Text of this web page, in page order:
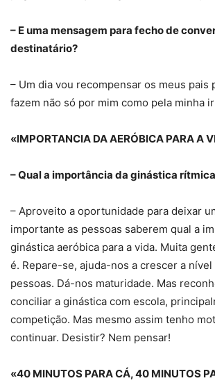
– E uma mensagem para fecho de
destinatário?
– Um dia vou recompensar os meus pais
fazem não só por mim como pela minha
«IMPORTANCIA DA AERÓBICA PARA A
– Qual a importância da ginástica
– Aproveito a oportunidade para deixar
importante as pessoas saberem qual a
ginástica aeróbica para a vida. Muita
é. Repare-se, ajuda-nos a crescer a
pessoas. Dá-nos maturidade. Mas
conciliar a ginástica com escola,
competição. Mas mesmo assim tenho
continuar. Desistir? Nem pensar!
«40 MINUTOS PARA CÁ, 40 MINUTOS